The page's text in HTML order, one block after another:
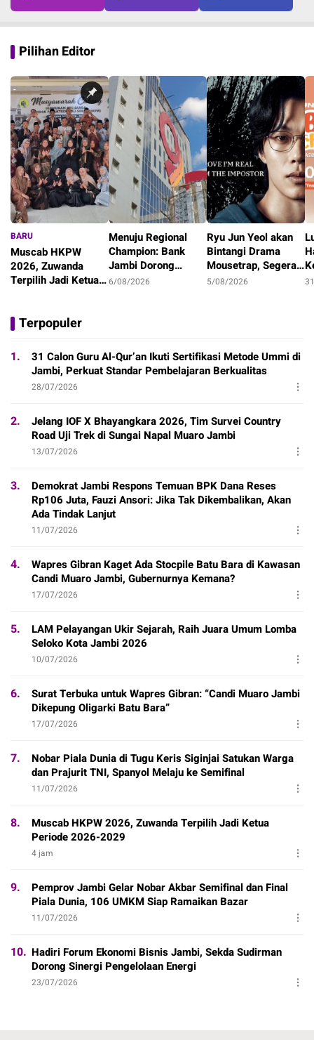
Pilihan Editor
BARU
Muscab HKPW
2026, Zuwanda
Terpilih Jadi Ketua
Menuju Regional
Champion: Bank
Jambi Dorong
UMKM, Agribisnis,
6/08/2026
Ryu Jun Yeol akan
Bintangi Drama
Mousetrap, Segera
Tayang di Netflix!
5/08/2026
Terpopuler
1.
31 Calon Guru Al-Qur’an Ikuti Sertifikasi Metode Ummi di
Jambi, Perkuat Standar Pembelajaran Berkualitas
28/07/2026
2.
Jelang IOF X Bhayangkara 2026, Tim Survei Country
Road Uji Trek di Sungai Napal Muaro Jambi
13/07/2026
3.
Demokrat Jambi Respons Temuan BPK Dana Reses
Rp106 Juta, Fauzi Ansori: Jika Tak Dikembalikan, Akan
Ada Tindak Lanjut
11/07/2026
4.
Wapres Gibran Kaget Ada Stocpile Batu Bara di Kawasan
Candi Muaro Jambi, Gubernurnya Kemana?
17/07/2026
5.
LAM Pelayangan Ukir Sejarah, Raih Juara Umum Lomba
Seloko Kota Jambi 2026
10/07/2026
6.
Surat Terbuka untuk Wapres Gibran: “Candi Muaro Jambi
Dikepung Oligarki Batu Bara”
17/07/2026
7.
Nobar Piala Dunia di Tugu Keris Siginjai Satukan Warga
dan Prajurit TNI, Spanyol Melaju ke Semifinal
11/07/2026
8.
Muscab HKPW 2026, Zuwanda Terpilih Jadi Ketua
Periode 2026-2029
4 jam
9.
Pemprov Jambi Gelar Nobar Akbar Semifinal dan Final
Piala Dunia, 106 UMKM Siap Ramaikan Bazar
11/07/2026
10. Hadiri Forum Ekonomi Bisnis Jambi, Sekda Sudirman
Dorong Sinergi Pengelolaan Energi
23/07/2026